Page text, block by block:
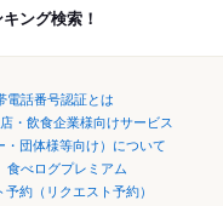
ング検索！
電話番号認証とは
・飲食企業様向けサービス
・団体様等向け）について
食べログプレミアム
予約（リクエスト予約）